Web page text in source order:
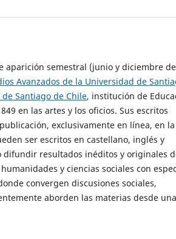
aparición semestral (junio y diciembre de
Avanzados de la Universidad de
Santiago de Chile, institución de
en las artes y los oficios. Sus escritos
exclusivamente en línea, en la
ser escritos en castellano, inglés y
difundir resultados inéditos y originales
y ciencias sociales con
convergen discusiones sociales,
aborden las materias desde una